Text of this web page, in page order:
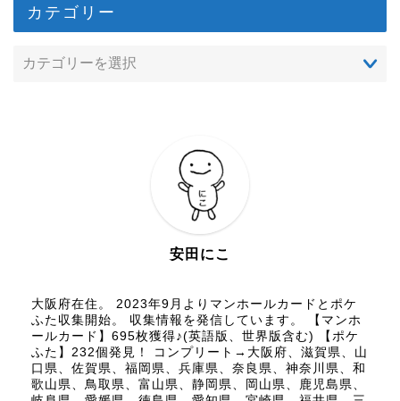
カテゴリー
安田にこ
大阪府在住。 2023年9月よりマンホールカードとポケ
ふた収集開始。 収集情報を発信しています。 【マンホ
ールカード】695枚獲得♪(英語版、世界版含む) 【ポケ
ふた】232個発見！ コンプリート→大阪府、滋賀県、山
口県、佐賀県、福岡県、兵庫県、奈良県、神奈川県、和
歌山県、鳥取県、富山県、静岡県、岡山県、鹿児島県、